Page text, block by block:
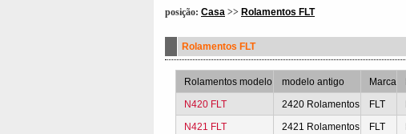
posição: Casa >> Rolamentos FLT
Rolamentos FLT
Rolamentos modelo modelo antigo Marca
N420 FLT
2420 Rolamentos FLT
N421 FLT
2421 Rolamentos FLT